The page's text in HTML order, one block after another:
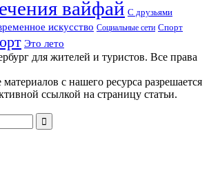
вайфай С друзьями
искусство Социальные сети Спорт
Это лето
для жителей и туристов. Все права
с нашего ресурса разрешается
ссылкой на страницу статьи.